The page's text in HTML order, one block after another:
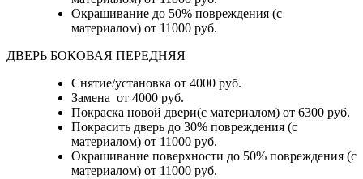
Окрашивание до 50% повреждения (с
материалом) от 11000 руб.
ДВЕРЬ БОКОВАЯ ПЕРЕДНЯЯ
Снятие/установка от 4000 руб.
Замена от 4000 руб.
Покраска новой двери(с материалом) от 6300 руб.
Покрасить дверь до 30% повреждения (с
материалом) от 11000 руб.
Окрашивание поверхности до 50% повреждения (с
материалом) от 11000 руб.